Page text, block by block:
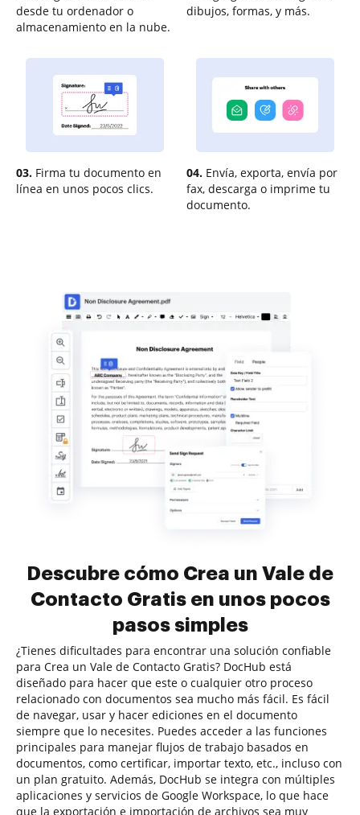
desde tu ordenador o
almacenamiento en la nube.
dibujos, formas, y más.
03. Firma tu documento en
línea en unos pocos clics.
04. Envía, exporta, envía por
fax, descarga o imprime tu
documento.
Descubre cómo Crea un Vale de
Contacto Gratis en unos pocos
pasos simples
¿Tienes dificultades para encontrar una solución confiable
para Crea un Vale de Contacto Gratis? DocHub está
diseñado para hacer que este o cualquier otro proceso
relacionado con documentos sea mucho más fácil. Es fácil
de navegar, usar y hacer ediciones en el documento
siempre que lo necesites. Puedes acceder a las funciones
principales para manejar flujos de trabajo basados en
documentos, como certificar, importar texto, etc., incluso con
un plan gratuito. Además, DocHub se integra con múltiples
aplicaciones y servicios de Google Workspace, lo que hace
que la exportación e importación de archivos sea muy